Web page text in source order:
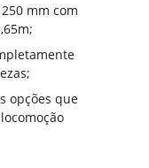
mm com
opções que